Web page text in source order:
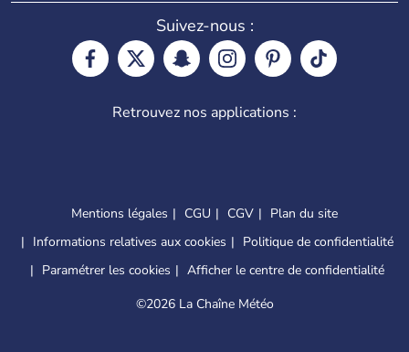
Suivez-nous :
Retrouvez nos applications :
Mentions légales CGU CGV
Plan du site
Informations relatives aux cookies
Politique de confidentialité
Paramétrer les cookies
Afficher le centre de confidentialité
©2026 La Chaîne Météo